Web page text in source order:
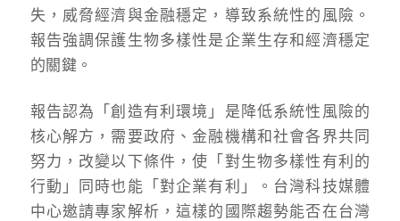
失，威脅經濟與金融穩定，導致系統性的風險。
報告強調保護生物多樣性是企業生存和經濟穩定
的關鍵。
報告認為「創造有利環境」是降低系統性風險的
核心解方，需要政府、金融機構和社會各界共同
努力，改變以下條件，使「對生物多樣性有利的
行動」同時也能「對企業有利」。台灣科技媒體
中心邀請專家解析，這樣的國際趨勢能否在台灣